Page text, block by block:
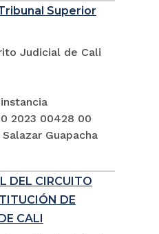
Superior
Judicial de Cali
2023 00428 00
Guapacha
DEL CIRCUITO
DE
CALI